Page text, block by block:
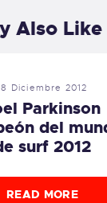
Also Like
Diciembre 2012
Parkinson
del
surf 2012
READ MORE